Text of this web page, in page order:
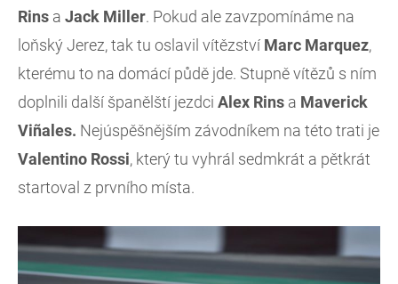
Rins a Jack Miller. Pokud ale zavzpomínáme na
loňský Jerez, tak tu oslavil vítězství Marc Marquez,
kterému to na domácí půdě jde. Stupně vítězů s ním
doplnili další španělští jezdci Alex Rins a Maverick
Viñales. Nejúspěšnějším závodníkem na této trati je
Valentino Rossi, který tu vyhrál sedmkrát a pětkrát
startoval z prvního místa.